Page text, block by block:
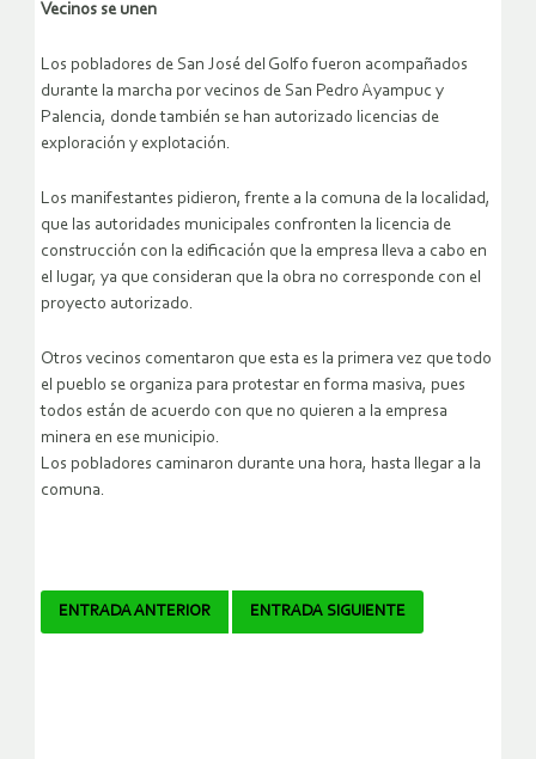
Vecinos se unen
Los pobladores de San José del Golfo fueron acompañados
durante la marcha por vecinos de San Pedro Ayampuc y
Palencia, donde también se han autorizado licencias de
exploración y explotación.
Los manifestantes pidieron, frente a la comuna de la localidad,
que las autoridades municipales confronten la licencia de
construcción con la edificación que la empresa lleva a cabo en
el lugar, ya que consideran que la obra no corresponde con el
proyecto autorizado.
Otros vecinos comentaron que esta es la primera vez que todo
el pueblo se organiza para protestar en forma masiva, pues
todos están de acuerdo con que no quieren a la empresa
minera en ese municipio.
Los pobladores caminaron durante una hora, hasta llegar a la
comuna.
Navegador
ENTRADA ANTERIOR ENTRADA SIGUIENTE